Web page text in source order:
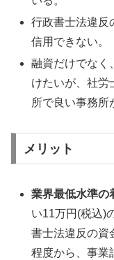
行政書士法違反
信用できない。
融資だけでなく
けたいが、社労
所で良い事務所
メリット
業界最低水準の
い11万円(税込)
書士法違反の資
程度から、事業